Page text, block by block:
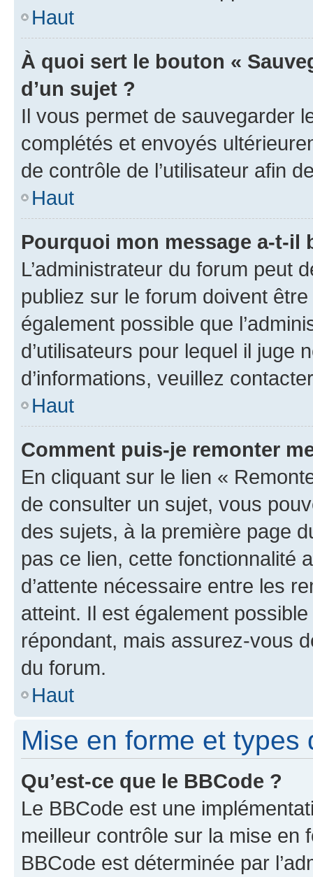
Haut
À quoi sert le bouton «
d’un sujet ?
Il vous permet de sauvegarder
complétés et envoyés
de contrôle de l’utilisateur afin
Haut
Pourquoi mon message a-t-il
L’administrateur du forum peut
publiez sur le forum doivent
également possible que
d’utilisateurs pour lequel il juge
d’informations, veuillez
Haut
Comment puis-je remonter
En cliquant sur le lien «
de consulter un sujet, vous
des sujets, à la première page
pas ce lien, cette fonctionnalité
d’attente nécessaire entre les
atteint. Il est également
répondant, mais assurez-vous
du forum.
Haut
Mise en forme et types
Qu’est-ce que le BBCode ?
Le BBCode est une
meilleur contrôle sur la mise en
BBCode est déterminée par